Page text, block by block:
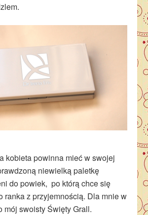
kobieta powinna mieć w swojej
niewielką paletkę
do powiek, po którą chce się
ranka z przyjemnością. Dla mnie w
mój swoisty Święty Grall.